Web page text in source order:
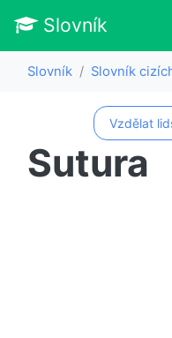
Slovník
Slovník Slovník
Vzdělat
Sutura